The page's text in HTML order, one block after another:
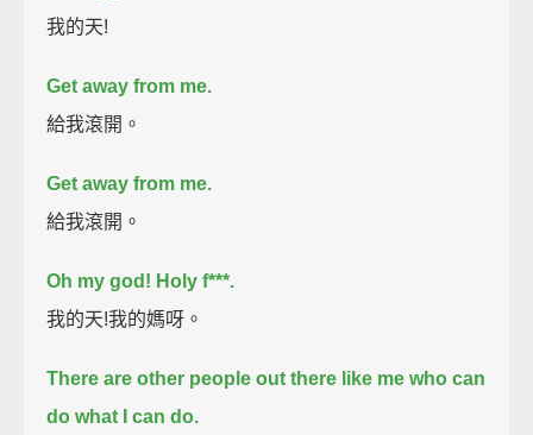
我的天!
Get away from me.
給我滾開。
Get away from me.
給我滾開。
Oh my god! Holy f***.
我的天!我的媽呀。
There are other people out there like me who can
do what I can do.